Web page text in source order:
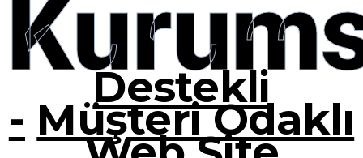
Destekli
- Müşteri Odaklı